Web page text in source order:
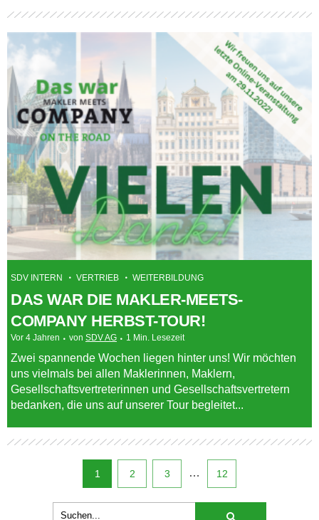
SDV INTERN VERTRIEB WEITERBILDUNG
DAS WAR DIE MAKLER-MEETS-
COMPANY HERBST-TOUR!
Vor 4 Jahren von SDV AG 1 Min. Lesezeit
Zwei spannende Wochen liegen hinter uns! Wir möchten
uns vielmals bei allen Maklerinnen, Maklern,
Gesellschaftsvertreterinnen und Gesellschaftsvertretern
bedanken, die uns auf unserer Tour begleitet...
1 2 3 … 12